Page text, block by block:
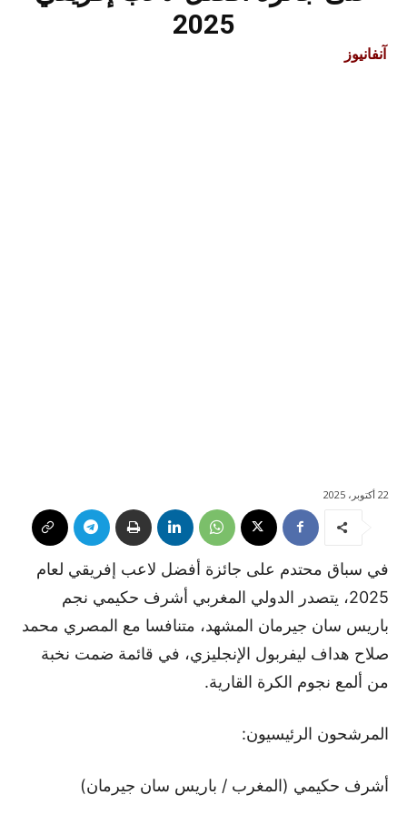
2025
آنفانيوز
22 أكتوبر، 2025
في سباق محتدم على جائزة أفضل لاعب إفريقي لعام
2025، يتصدر الدولي المغربي أشرف حكيمي نجم
باريس سان جيرمان المشهد، متنافسا مع المصري محمد
صلاح هداف ليفربول الإنجليزي، في قائمة ضمت نخبة
من ألمع نجوم الكرة القارية.
المرشحون الرئيسيون:
أشرف حكيمي (المغرب / باريس سان جيرمان)